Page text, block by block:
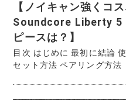
【ノイキャン強くコ
Soundcore Liberty 5
ピースは？】
目次 はじめに 最初に結論
セット方法 ペアリング方法